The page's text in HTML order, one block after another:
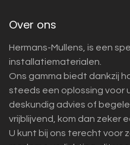
Over ons
Hermans-Mullens, is een
installatiematerialen.
Ons gamma biedt dankzij
steeds een oplossing voor
deskundig advies of
vrijblijvend, kom dan zeker
U kunt bij ons terecht voor